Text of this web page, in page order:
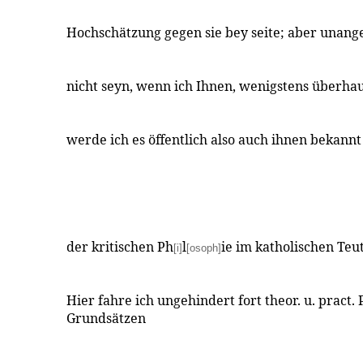
Hochschätzung gegen sie bey seite; aber
nicht seyn, wenn ich Ihnen, wenigstens
werde ich es öffentlich also auch ihnen
der kritischen Ph[i]l[osoph]ie im katholischen
Hier fahre ich ungehindert fort theor. u. pract.
Grundsätzen